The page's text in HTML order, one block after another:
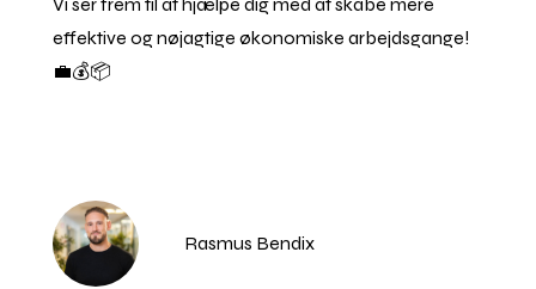
effektive og nøjagtige økonomiske arbejdsgange!
💼💰📦
Rasmus Bendix